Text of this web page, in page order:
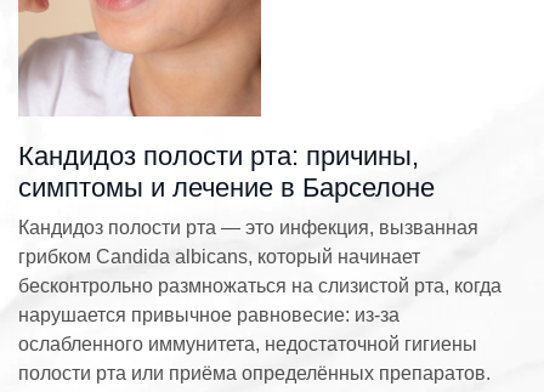
Кандидоз полости рта: причины,
симптомы и лечение в Барселоне
Кандидоз полости рта — это инфекция, вызванная
грибком Candida albicans, который начинает
бесконтрольно размножаться на слизистой рта, когда
нарушается привычное равновесие: из-за
ослабленного иммунитета, недостаточной гигиены
полости рта или приёма определённых препаратов.